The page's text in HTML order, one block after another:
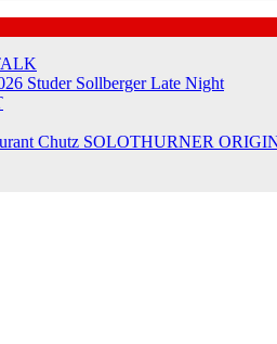
Studer Sollberger Late Night
Chutz SOLOTHURNER